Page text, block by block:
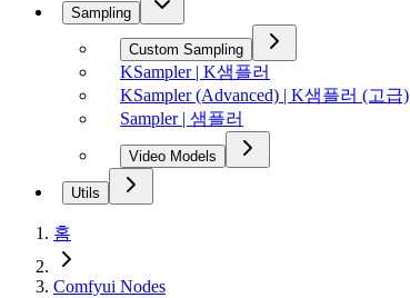
Sampling
Custom Sampling
KSampler | K샘플러
KSampler (Advanced) | K샘플러 (고급)
Sampler | 샘플러
Video Models
Utils
홈
Comfyui Nodes